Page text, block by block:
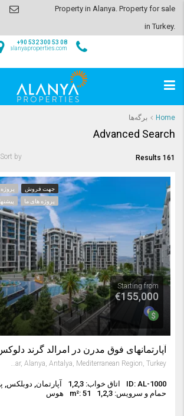
Property in Alanya. Property for sale
in Turkey.
+90 532 300 53 08
Home برگه‌ها
Advanced Search
161 Results
Sort by:
جهت فروش
پروژه های ما
Starting from
€155,000
آپارتمانهای فوق مدرن در امرالد گرند
Avsallar, Alanya, Antalya, Mediterranean Region, Turkey
ID: AL-1000
اتاق خواب: 1,2,3
حمام و سرویس: 1,2,3
m²: 51
آپارتمان, دوبلکس,
هوس